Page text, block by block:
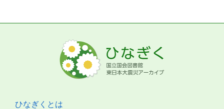
ひなぎくとは